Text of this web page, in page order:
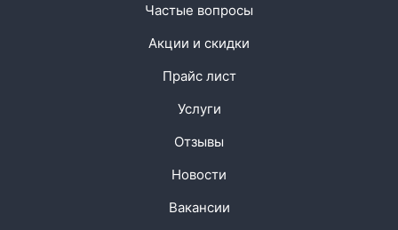
Частые вопросы
Акции и скидки
Прайс лист
Услуги
Отзывы
Новости
Вакансии